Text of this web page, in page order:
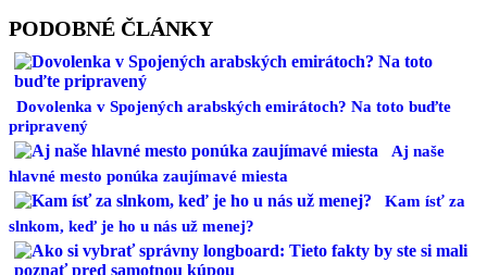
PODOBNÉ ČLÁNKY
Dovolenka v Spojených arabských emirátoch? Na toto buďte
pripravený
Aj naše
hlavné mesto ponúka zaujímavé miesta
Kam ísť za
slnkom, keď je ho u nás už menej?